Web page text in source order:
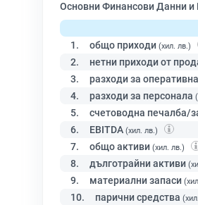
Основни Финансови Данни
1.
общо приходи (хил. лв.)
2. нетни приходи от
3. разходи за
4. разходи за персонала
5. счетоводна печалба/
6. EBITDA (хил. лв.)
7. общо активи (хил. лв.)
8. дълготрайни активи
9. материални запаси
10. парични средства